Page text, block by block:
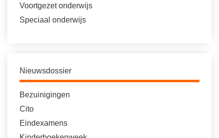
Voortgezet onderwijs
Speciaal onderwijs
Nieuwsdossier
Bezuinigingen
Cito
Eindexamens